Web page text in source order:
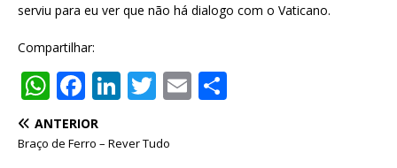
serviu para eu ver que não há dialogo com o Vaticano.
Compartilhar:
W
h
at
F
a
c
Li
k
T
it
E
ANTERIOR
Braço de Ferro – Rever Tudo